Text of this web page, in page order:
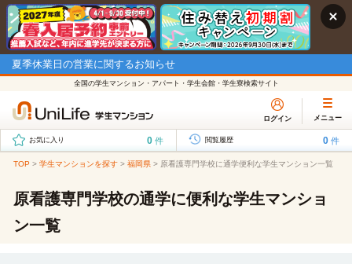
夏季休業日の営業に関するお知らせ
全国の学生マンション・アパート・学生会館・学生寮検索サイト
ログイン メニュー
お気に入り 0 件 閲覧履歴 0 件
TOP > 学生マンションを探す > 福岡県 > 原看護専門学校に通学便利な学生マンション一覧
原看護専門学校の通学に便利な学生マンショ
ン一覧